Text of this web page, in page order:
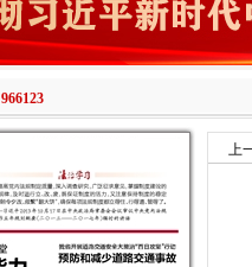
966123
上